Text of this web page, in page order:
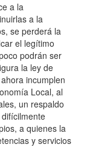
a la
a la
se perderá la
el legítimo
podrán ser
la ley de
incumplen
Local, al
un respaldo
a quienes la
y servicios